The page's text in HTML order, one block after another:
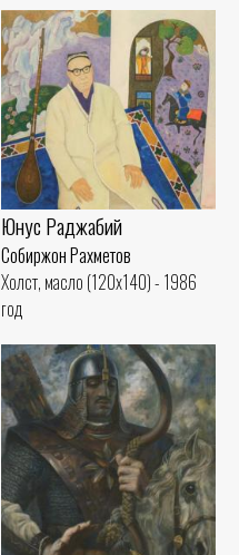
Юнус Раджабий
Собиржон Рахметов
Холст, масло (120x140) - 1986
год